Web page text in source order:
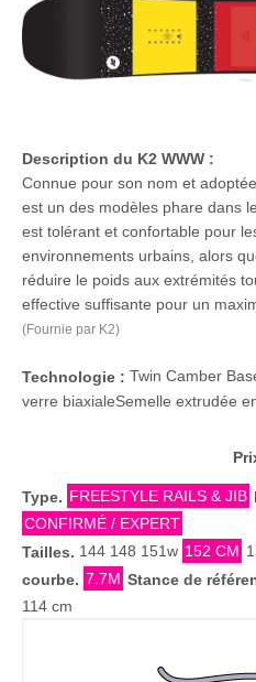
Description du K2 WWW :
Connue pour son nom et
est un des modèles phare dans
est tolérant et confortable pour
environnements urbains, alors
réduire le poids aux extrémités
effective suffisante pour un
(Fournie par K2)
Technologie : Twin Camber
verre biaxialeSemelle extrudée
Type. FREESTYLE RAILS & JIB
CONFIRMÉ / EXPERT
Tailles. 144 148 151w 152 CM
courbe. 7.7M Stance de
114 cm